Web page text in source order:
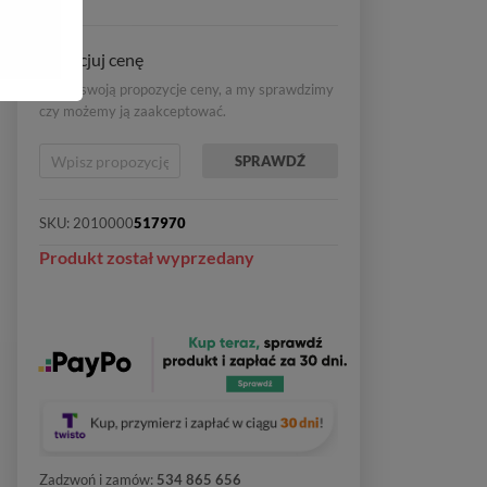
Negocjuj cenę
Wpisz swoją propozycje ceny, a my sprawdzimy
czy możemy ją zaakceptować.
SPRAWDŹ
SKU: 2010000517970
Produkt został wyprzedany
Zadzwoń i zamów: 534 865 656